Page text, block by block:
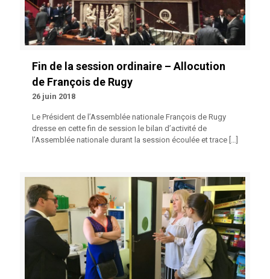
Fin de la session ordinaire – Allocution
de François de Rugy
26 juin 2018
Le Président de l’Assemblée nationale François de Rugy
dresse en cette fin de session le bilan d’activité de
l’Assemblée nationale durant la session écoulée et trace […]